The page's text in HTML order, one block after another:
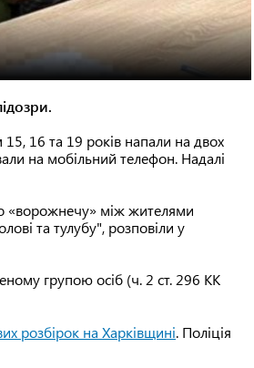
16 та 19 років напали на двох
на мобільний телефон. Надалі
«ворожнечу» між жителями
та тулубу", розповіли у
групою осіб (ч. 2 ст. 296 КК
розбірок на Харківщині. Поліція